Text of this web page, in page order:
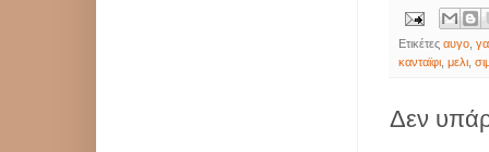
Ετικέτεςαυγο ,
κανταϊφι ,μελι ,
Δεν